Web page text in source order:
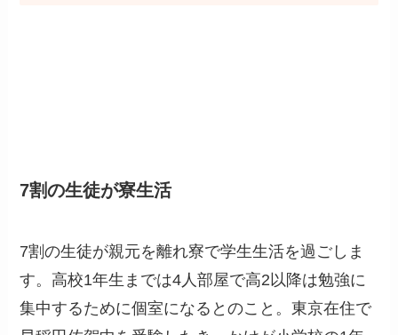
7割の生徒が寮生活
7割の生徒が親元を離れ寮で学生生活を過ごしま
す。高校1年生までは4人部屋で高2以降は勉強に
集中するために個室になるとのこと。東京在住で